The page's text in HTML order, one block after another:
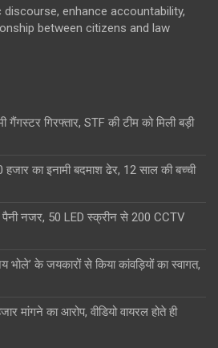
enhance accountability,
between citizens and law
गैंगस्टर गिरफ्तार, STF की टीम को मिली बड़ी
का इनामी बदमाश ढेर, 12 साल की बच्ची
पैनी नजर, 50 LED स्क्रीन से 200 CCTV
के जयकारों से किया कांवड़ियों का स्वागत,
मांगने का आरोप, वीडियो वायरल होते ही